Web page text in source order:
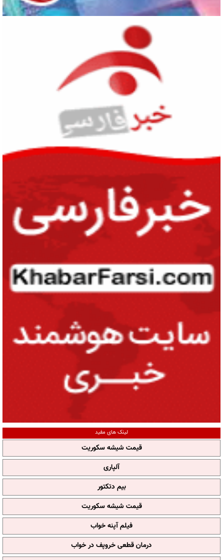
لینک های مفید
قیمت شیشه سکوریت
آلپاری
بیم دتکتور
قیمت شیشه سکوریت
فیلم آپنه خواب
درمان قطعی خروپف در خواب